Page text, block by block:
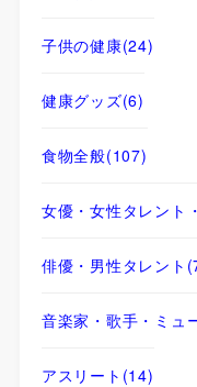
子供の健康(24)
健康グッズ(6)
食物全般(107)
女優・女性タレント
俳優・男性タレント
音楽家・歌手・ミュ
アスリート (14)